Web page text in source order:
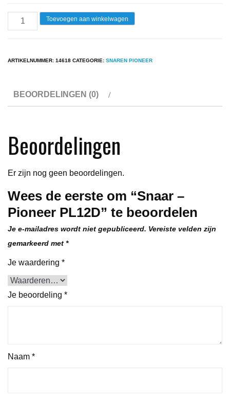
Snaar
-
PL12D
Toevoegen aan winkelwagen
ARTIKELNUMMER: 14618 CATEGORIE: SNAREN PIONEER
BEOORDELINGEN (0)
Beoordelingen
Er zijn nog geen beoordelingen.
Wees de eerste om “Snaar –
Pioneer PL12D” te beoordelen
Je e-mailadres wordt niet gepubliceerd. Vereiste velden zijn
gemarkeerd met *
Je waardering *
Je beoordeling *
Naam *